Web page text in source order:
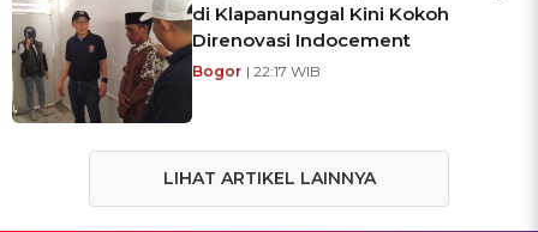
di Klapanunggal Kini Kokoh
Direnovasi Indocement
Bogor | 22:17 WIB
LIHAT ARTIKEL LAINNYA